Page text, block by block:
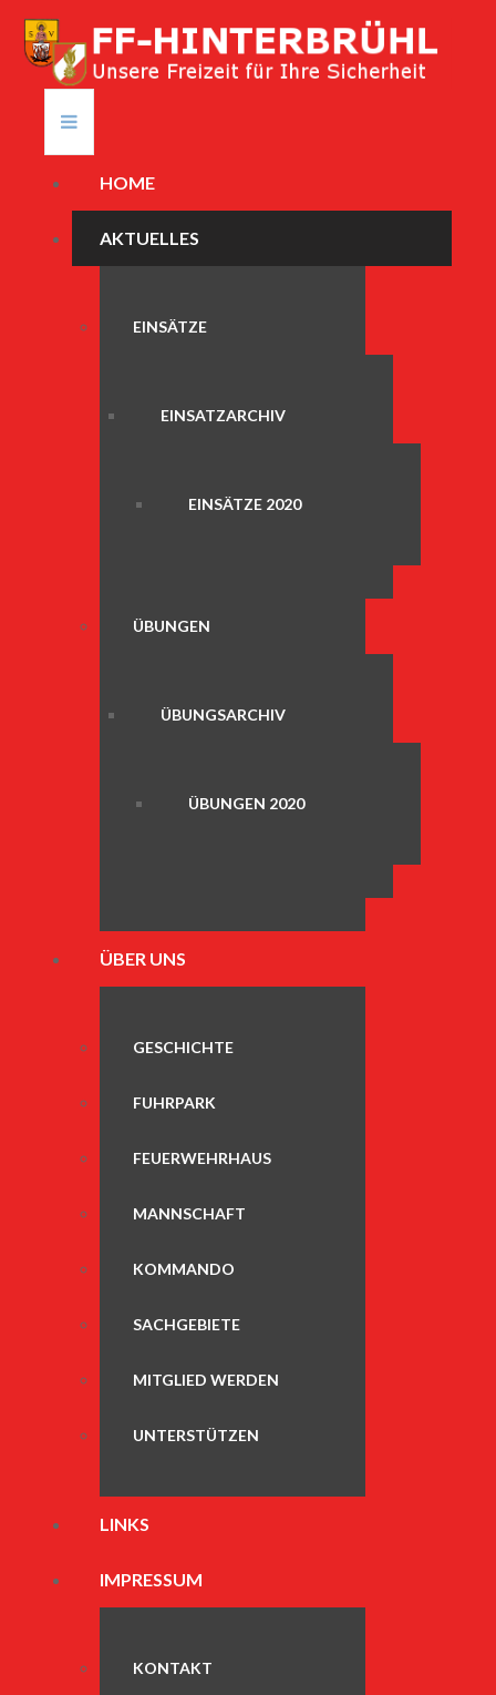
HOME
AKTUELLES
EINSÄTZE
EINSATZARCHIV
EINSÄTZE 2020
ÜBUNGEN
ÜBUNGSARCHIV
ÜBUNGEN 2020
ÜBER UNS
GESCHICHTE
FUHRPARK
FEUERWEHRHAUS
MANNSCHAFT
KOMMANDO
SACHGEBIETE
MITGLIED WERDEN
UNTERSTÜTZEN
LINKS
IMPRESSUM
KONTAKT